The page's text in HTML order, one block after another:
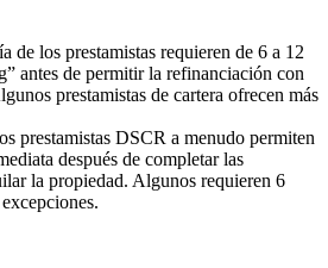
de los prestamistas requieren de 6 a 12
antes de permitir la refinanciación con
prestamistas de cartera ofrecen más
prestamistas DSCR a menudo permiten
después de completar las
la propiedad. Algunos requieren 6